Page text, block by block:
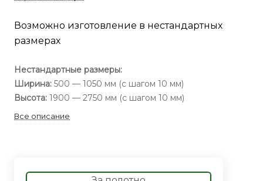
Возможно изготовление в нестандартных
размерах
Нестандартные размеры:
Ширина: 500 — 1050 мм (с шагом 10 мм)
Высота: 1900 — 2750 мм (с шагом 10 мм)
Все описание